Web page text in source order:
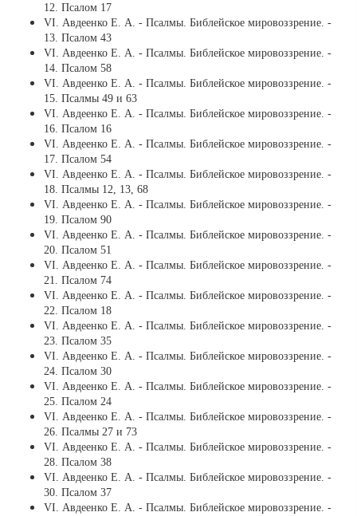
12. Псалом 17
VI. Авдеенко Е. А. - Псалмы. Библейское мировоззрение. -
13. Псалом 43
VI. Авдеенко Е. А. - Псалмы. Библейское мировоззрение. -
14. Псалом 58
VI. Авдеенко Е. А. - Псалмы. Библейское мировоззрение. -
15. Псалмы 49 и 63
VI. Авдеенко Е. А. - Псалмы. Библейское мировоззрение. -
16. Псалом 16
VI. Авдеенко Е. А. - Псалмы. Библейское мировоззрение. -
17. Псалом 54
VI. Авдеенко Е. А. - Псалмы. Библейское мировоззрение. -
18. Псалмы 12, 13, 68
VI. Авдеенко Е. А. - Псалмы. Библейское мировоззрение. -
19. Псалом 90
VI. Авдеенко Е. А. - Псалмы. Библейское мировоззрение. -
20. Псалом 51
VI. Авдеенко Е. А. - Псалмы. Библейское мировоззрение. -
21. Псалом 74
VI. Авдеенко Е. А. - Псалмы. Библейское мировоззрение. -
22. Псалом 18
VI. Авдеенко Е. А. - Псалмы. Библейское мировоззрение. -
23. Псалом 35
VI. Авдеенко Е. А. - Псалмы. Библейское мировоззрение. -
24. Псалом 30
VI. Авдеенко Е. А. - Псалмы. Библейское мировоззрение. -
25. Псалом 24
VI. Авдеенко Е. А. - Псалмы. Библейское мировоззрение. -
26. Псалмы 27 и 73
VI. Авдеенко Е. А. - Псалмы. Библейское мировоззрение. -
28. Псалом 38
VI. Авдеенко Е. А. - Псалмы. Библейское мировоззрение. -
30. Псалом 37
VI. Авдеенко Е. А. - Псалмы. Библейское мировоззрение. -